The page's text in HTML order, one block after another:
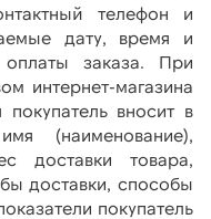
телефон и
дату, время и
заказа. При
интернет-магазина
вносит в
(наименование),
доставки товара,
доставки, способы
покупатель